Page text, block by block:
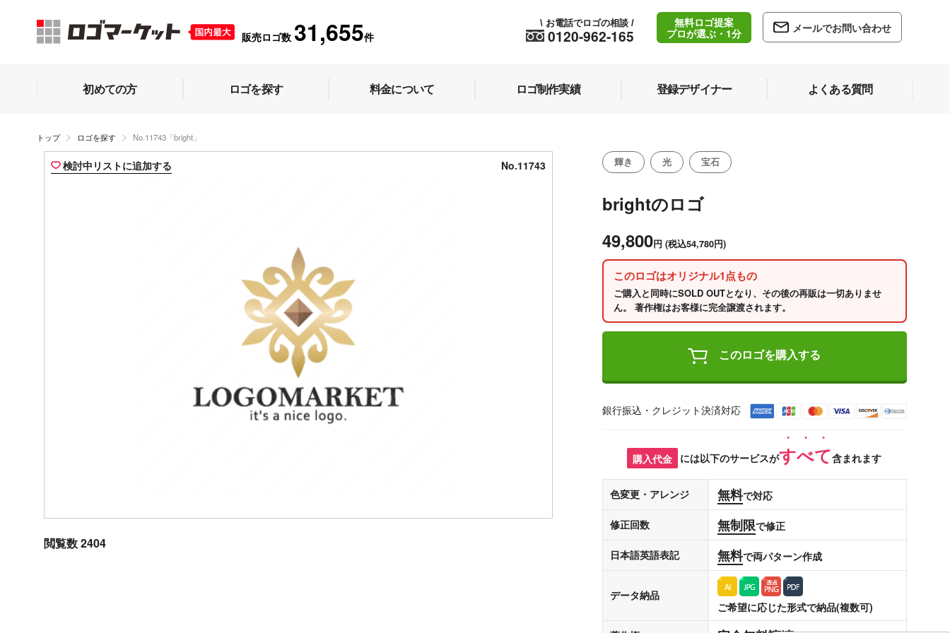
販売ロゴ数 31,655件 0120-962-165
\ お電話でロゴの相談 /
無料ロゴ提案
プロが選ぶ・1分
メールでお問い合わせ
初めての方 ロゴを探す 料金について ロゴ制作実績 登録デザイナー よくある質問
トップ ロゴを探す No.11743「bright」
検討中リストに追加する No.11743
閲覧数 2404
輝き 光 宝石
brightのロゴ
49,800円 (税込54,780円)
このロゴはオリジナル1点もの
ご購入と同時にSOLD OUTとなり、その後の再販は一切ありませ
ん。 著作権はお客様に完全譲渡されます。
このロゴを購入する
銀行振込・クレジット決済対応
購入代金 には以下のサービスがすべて含まれます
色変更・アレンジ 無料で対応
修正回数 無制限で修正
日本語英語表記 無料で両パターン作成
データ納品
ご希望に応じた形式で納品(複数可)